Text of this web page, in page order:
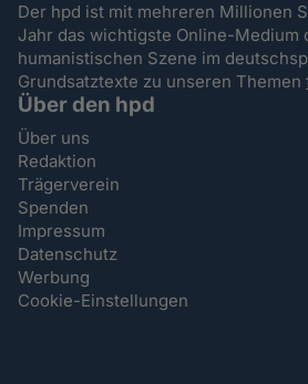
Der hpd ist mit mehreren Millionen
Jahr das wichtigste Online-Medium
humanistischen Szene im
Grundsatztexte zu unseren Themen
Über den hpd
Über uns
Redaktion
Trägerverein
Spenden
Impressum
Datenschutz
Werbung
Cookie-Einstellungen